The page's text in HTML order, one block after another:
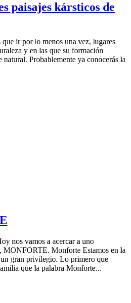
paisajes kársticos de
ir por lo menos una vez, lugares
y en las que su formación
Probablemente ya conocerás la
nos vamos a acercar a uno
MONFORTE. Monforte Estamos en la
gran privilegio. Lo primero que
que la palabra Monforte...